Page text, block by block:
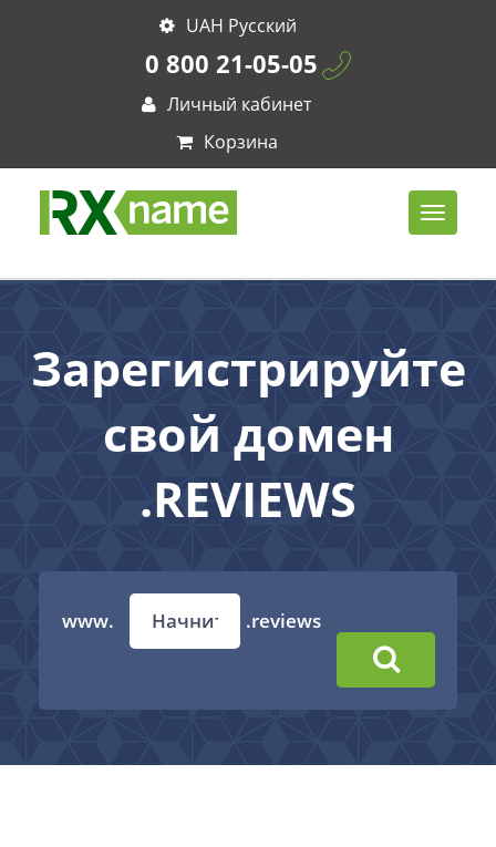
UAH Русский
0 800 21-05-05
Личный кабинет
Корзина
Зарегистрируйте
свой домен
.REVIEWS
www. .reviews